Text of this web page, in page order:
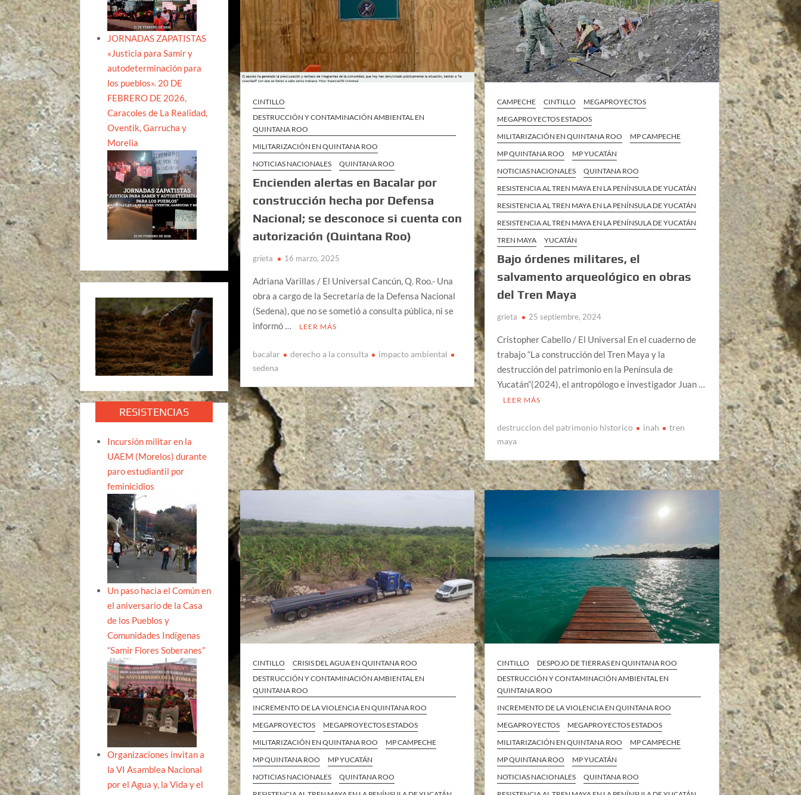
CINTILLO
DESTRUCCIÓN Y CONTAMINACIÓN AMBIENTAL EN
QUINTANA ROO
MILITARIZACIÓN EN QUINTANA ROO
NOTICIAS NACIONALES
QUINTANA ROO
Encienden alertas en Bacalar por
construcción hecha por Defensa
Nacional; se desconoce si cuenta con
autorización (Quintana Roo)
grieta 16 marzo, 2025
Adriana Varillas / El Universal Cancún, Q. Roo.- Una
obra a cargo de la Secretaría de la Defensa Nacional
(Sedena), que no se sometió a consulta pública, ni se
informó …
LEER MÁS
bacalar derecho a la consulta
impacto ambiental
sedena
CAMPECHE CINTILLO
MEGAPROYECTOS
MEGAPROYECTOS ESTADOS
MILITARIZACIÓN EN QUINTANA ROO
MP CAMPECHE
MP QUINTANA ROO
MP YUCATÁN
NOTICIAS NACIONALES
QUINTANA ROO
RESISTENCIA AL TREN MAYA EN LA PENÍNSULA DE YUCATÁN
RESISTENCIA AL TREN MAYA EN LA PENÍNSULA DE YUCATÁN
RESISTENCIA AL TREN MAYA EN LA PENÍNSULA DE YUCATÁN
TREN MAYA
YUCATÁN
Bajo órdenes militares, el
salvamento arqueológico en obras
del Tren Maya
grieta 25 septiembre, 2024
Cristopher Cabello / El Universal En el cuaderno de
trabajo “La construcción del Tren Maya y la
destrucción del patrimonio en la Península de
Yucatán”(2024), el antropólogo e investigador Juan …
LEER MÁS
destruccion del patrimonio historico inah
tren
maya
CINTILLO
CRISIS DEL AGUA EN QUINTANA ROO
DESTRUCCIÓN Y CONTAMINACIÓN AMBIENTAL EN
QUINTANA ROO
INCREMENTO DE LA VIOLENCIA EN QUINTANA ROO
MEGAPROYECTOS
MEGAPROYECTOS ESTADOS
MILITARIZACIÓN EN QUINTANA ROO
MP CAMPECHE
MP QUINTANA ROO
MP YUCATÁN
NOTICIAS NACIONALES
QUINTANA ROO
CINTILLO
DESPOJO DE TIERRAS EN QUINTANA ROO
DESTRUCCIÓN Y CONTAMINACIÓN AMBIENTAL EN
QUINTANA ROO
INCREMENTO DE LA VIOLENCIA EN QUINTANA ROO
MEGAPROYECTOS
MEGAPROYECTOS ESTADOS
MILITARIZACIÓN EN QUINTANA ROO
MP CAMPECHE
MP QUINTANA ROO
MP YUCATÁN
NOTICIAS NACIONALES
QUINTANA ROO
JORNADAS ZAPATISTAS
«Justicia para Samir y
autodeterminación para
los pueblos». 20 DE
FEBRERO DE 2026,
Caracoles de La Realidad,
Oventik, Garrucha y
Morelia
RESISTENCIAS
Incursión militar en la
UAEM (Morelos) durante
paro estudiantil por
feminicidios
Un paso hacia el Común en
el aniversario de la Casa
de los Pueblos y
Comunidades Indígenas
“Samir Flores Soberanes”
Organizaciones invitan a
la VI Asamblea Nacional
por el Agua y, la Vida y el